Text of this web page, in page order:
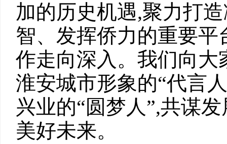
加的历史机遇,聚力打
智、发挥侨力的重要
作走向深入。我们向
淮安城市形象的“代言
兴业的“圆梦人”,共谋
美好未来。